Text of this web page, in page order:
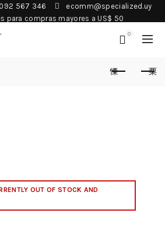
567 346
ecomm@specialized.uy
para compras mayores a US$ 50
0
OUT OF STOCK AND